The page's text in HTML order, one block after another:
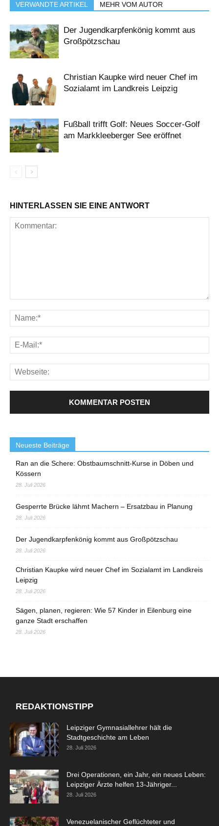
VERWANDTE ARTIKEL MEHR VOM AUTOR
Der Jugendkarpfenkönig kommt aus
Großpötzschau
Christian Kaupke wird neuer Chef im
Sozialamt im Landkreis Leipzig
Fußball trifft Golf: Neues Soccer-Golf
am Markkleeberger See eröffnet
HINTERLASSEN SIE EINE ANTWORT
Neueste Beiträge
Ran an die Schere: Obstbaumschnitt-Kurse in Döben und
Kössern
28. Juli 2026
Gesperrte Brücke lähmt Machern – Ersatzbau in Planung
28. Juli 2026
Der Jugendkarpfenkönig kommt aus Großpötzschau
28. Juli 2026
Christian Kaupke wird neuer Chef im Sozialamt im Landkreis
Leipzig
28. Juli 2026
Sägen, planen, regieren: Wie 57 Kinder in Eilenburg eine
ganze Stadt erschaffen
28. Juli 2026
REDAKTIONSTIPP
Leipziger Gymnasiallehrer hält die
Stadtgeschichte am Leben
28. Juli 2026
Drei Operationen, ein Jahr, ein neues Leben:
Leipziger Ärzte helfen 13-Jähriger...
28. Juli 2026
Venezuelanischer Geflüchteter und